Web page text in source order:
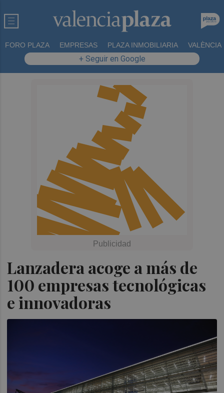
FORO PLAZA EMPRESAS PLAZA INMOBILIARIA VALÈNCIA
+ Seguir en Google
Lanzadera acoge a más de
100 empresas tecnológicas
e innovadoras